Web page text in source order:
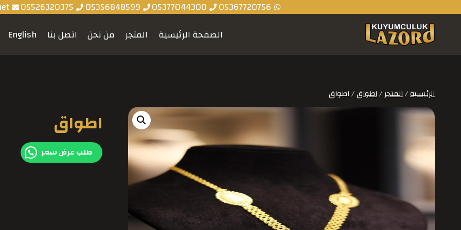
05367720756
05377044300
05356848599
05526320375
الصفحة الرئيسية
المتجر من نحن اتصل بنا English
الرئيسية/المتجر/اطواق/اطواق
اطواق
طلب عرض سعر